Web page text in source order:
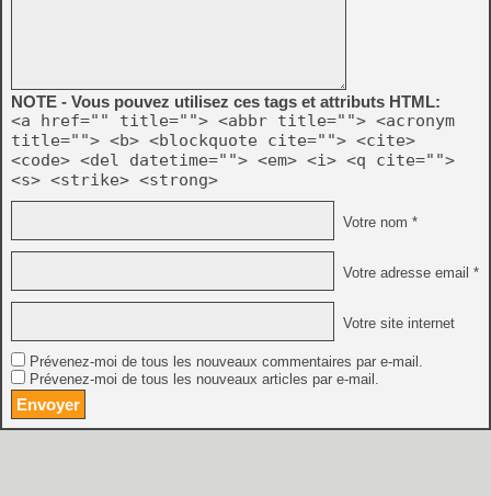
NOTE - Vous pouvez utilisez ces tags et attributs HTML:
<a href="" title=""> <abbr title=""> <acronym
title=""> <b> <blockquote cite=""> <cite>
<code> <del datetime=""> <em> <i> <q cite="">
<s> <strike> <strong>
Votre nom *
Votre adresse email *
Votre site internet
Prévenez-moi de tous les nouveaux commentaires par e-mail.
Prévenez-moi de tous les nouveaux articles par e-mail.